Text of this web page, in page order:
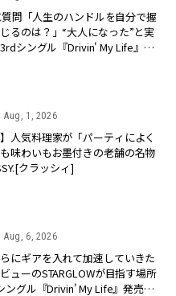
質問「人生のハンドルを自分で握
るのは？」“大️人になった”と実
シングル『Drivin' My Life』発
Aug, 1, 2026
】人気料理家が「パーティによく
味わいもお墨付きの老舗の名物
クラッシィ]
Aug, 6, 2026
らにギアを入れて加速していきた
ューのSTARGLOWが目指す場所
ングル『Drivin' My Life』発売】 |